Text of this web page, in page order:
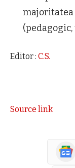
majoritatea
Editor : C.S.
Source link